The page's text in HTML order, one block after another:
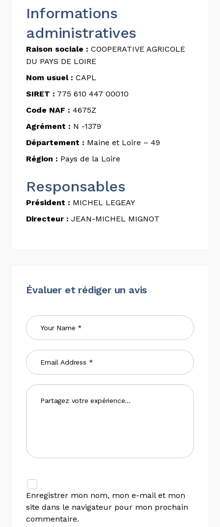
Informations
administratives
Raison sociale : COOPERATIVE AGRICOLE
DU PAYS DE LOIRE
Nom usuel : CAPL
SIRET : 775 610 447 00010
Code NAF : 4675Z
Agrément : N -1379
Département : Maine et Loire – 49
Région : Pays de la Loire
Responsables
Président : MICHEL LEGEAY
Directeur : JEAN-MICHEL MIGNOT
Évaluer et rédiger un avis
Enregistrer mon nom, mon e-mail et mon
site dans le navigateur pour mon prochain
commentaire.